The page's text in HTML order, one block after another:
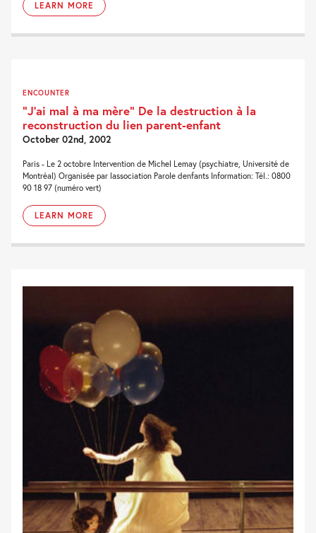
LEARN MORE
ENCOUNTER
“J’ai mal à ma mère” De la destruction à la
reconstruction du lien parent-enfant
October 02nd, 2002
Paris - Le 2 octobre Intervention de Michel Lemay (psychiatre, Université de
Montréal) Organisée par lassociation Parole denfants Information: Tél.: 0800
90 18 97 (numéro vert)
LEARN MORE